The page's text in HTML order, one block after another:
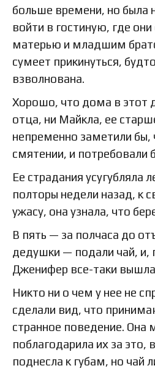
больше времени, но была
войти в гостиную, где они
матерью и младшим
сумеет прикинуться,
взволнована.
Хорошо, что дома в этот
отца, ни Майкла, ее
непременно заметили бы,
смятении, и потребовали
Ее страдания усугубляла
полторы недели назад, к
ужасу, она узнала, что
В пять — за полчаса до
дедушки — подали чай, и,
Дженифер все-таки вышла
Никто ни о чем у нее не
сделали вид, что
странное поведение. Она
поблагодарила их за это,
поднесла к губам, но чай